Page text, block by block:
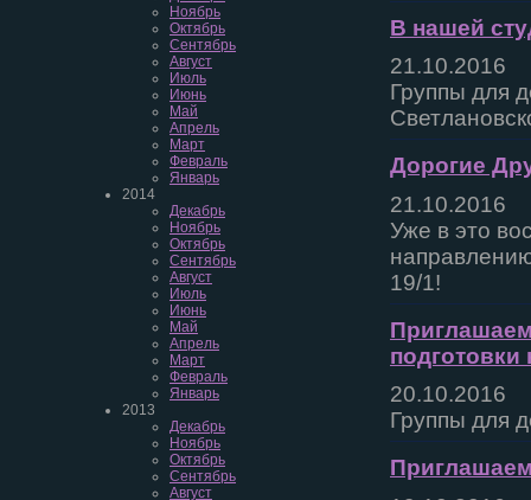
Ноябрь
Октябрь
Сентябрь
Август
Июль
Июнь
Май
Апрель
Март
Февраль
Январь
2014
Декабрь
Ноябрь
Октябрь
Сентябрь
Август
Июль
Июнь
Май
Апрель
Март
Февраль
Январь
2013
Декабрь
Ноябрь
Октябрь
Сентябрь
Август
В нашей
21.10.2016
Группы для
Дорогие
21.10.2016
Уже в это
19/1!
подготовки
20.10.2016
Группы для